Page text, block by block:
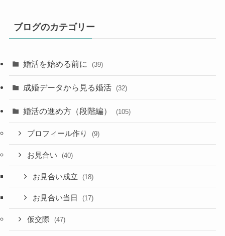
ブログのカテゴリー
婚活を始める前に (39)
成婚データから見る婚活 (32)
婚活の進め方（段階編） (105)
プロフィール作り (9)
お見合い (40)
お見合い成立 (18)
お見合い当日 (17)
仮交際 (47)